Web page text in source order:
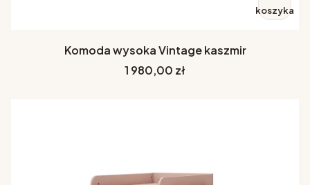
koszyka
Komoda wysoka Vintage kaszmir
Cena
1 980,00 zł